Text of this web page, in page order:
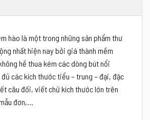
hào là một trong những sản phẩm thư
nhất hiện nay bởi giá thành mềm
hề thua kém các dòng bút nổi
các kích thước tiểu – trung – đại, đặc
câu đối, viết chữ kích thước lớn trên
đơn,…